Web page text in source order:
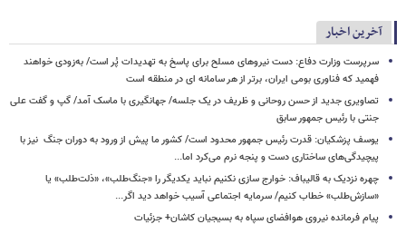
آخرین اخبار
سرپرست وزارت دفاع: دست نیروهای مسلح برای پاسخ به تهدیدات پُر است/ به‌زودی خواهند
فهمید که فناوری بومی ایران، برتر از هر سامانه ای در منطقه است
تصاویری جدید از حسن روحانی و ظریف در یک جلسه/ جهانگیری با ماسک آمد/ گپ و گفت علی
جنتی با رئیس جمهور سابق
یوسف پزشکیان: قدرت رئیس‌ جمهور محدود است/ کشور ما پیش از ورود به دوران جنگ نیز با
پیچیدگی‌های ساختاری دست و پنجه نرم می‌کرد اما...
چهره نزدیک به قالیباف: خوارج سازی نکنیم نباید یکدیگر را «جنگ‌طلب»، «ذلت‌طلب» یا
«سازش‌طلب» خطاب کنیم/ سرمایه اجتماعی آسیب خواهد دید اگر...
پیام فرمانده نیروی هوافضای سپاه به بسیجیان کاشان+ جزئیات